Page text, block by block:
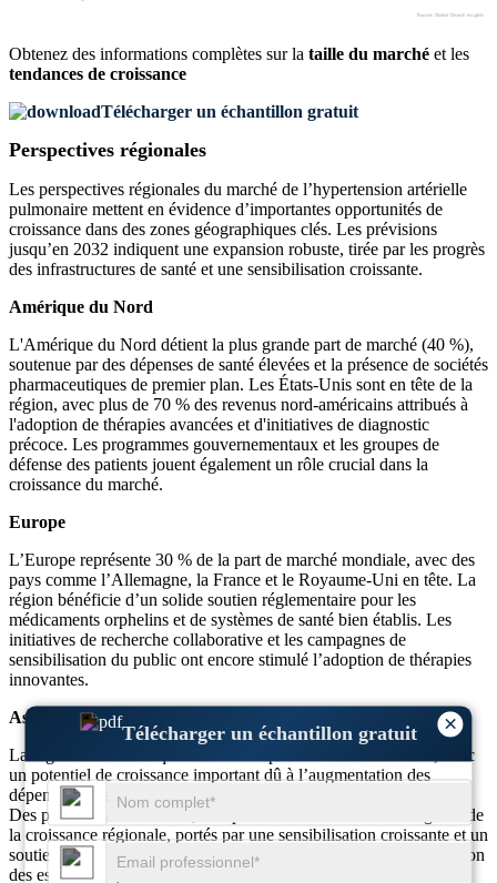
×
Télécharger un échantillon gratuit
Obtenez des informations complètes sur la taille du marché et les
tendances de croissance
Télécharger un échantillon gratuit
Perspectives régionales
Les perspectives régionales du marché de l’hypertension artérielle
pulmonaire mettent en évidence d’importantes opportunités de
croissance dans des zones géographiques clés. Les prévisions
jusqu’en 2032 indiquent une expansion robuste, tirée par les progrès
des infrastructures de santé et une sensibilisation croissante.
Amérique du Nord
L'Amérique du Nord détient la plus grande part de marché (40 %),
soutenue par des dépenses de santé élevées et la présence de sociétés
pharmaceutiques de premier plan. Les États-Unis sont en tête de la
région, avec plus de 70 % des revenus nord-américains attribués à
l'adoption de thérapies avancées et d'initiatives de diagnostic
précoce. Les programmes gouvernementaux et les groupes de
défense des patients jouent également un rôle crucial dans la
croissance du marché.
Europe
L’Europe représente 30 % de la part de marché mondiale, avec des
pays comme l’Allemagne, la France et le Royaume-Uni en tête. La
région bénéficie d’un solide soutien réglementaire pour les
médicaments orphelins et de systèmes de santé bien établis. Les
initiatives de recherche collaborative et les campagnes de
sensibilisation du public ont encore stimulé l’adoption de thérapies
innovantes.
Asie-Pacifique
La région Asie-Pacifique détient une part de marché de 20 %, avec
un potentiel de croissance important dû à l’augmentation des
dépenses de santé et à l’amélioration des infrastructures médicales.
Des pays comme la Chine, le Japon et l’Inde sont à l’avant-garde de
la croissance régionale, portés par une sensibilisation croissante et un
soutien gouvernemental à la gestion des maladies rares. L’expansion
des essais cliniques et les investissements dans la médecine